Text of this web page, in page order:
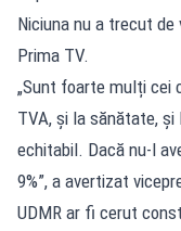
Niciuna nu a trecut
Prima TV.
„Sunt foarte mulți cei
TVA, și la sănătate,
echitabil. Dacă nu-l
9%”, a avertizat
UDMR ar fi cerut